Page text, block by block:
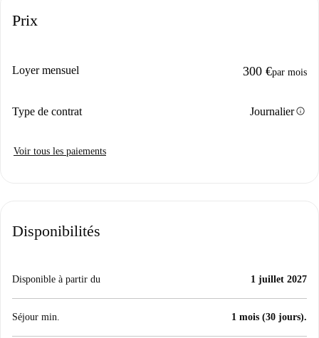
Prix
Loyer mensuel 300 €par mois
Type de contrat Journalierinfo
Voir tous les paiements
Disponibilités
Disponible à partir du 1 juillet 2027
Séjour min. 1 mois (30 jours).